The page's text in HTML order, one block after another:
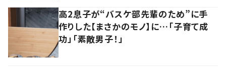
高2息子が“バスケ部先輩のため”に手
作りした【まさかのモノ】に…「子育て成
功」「素敵男子！」